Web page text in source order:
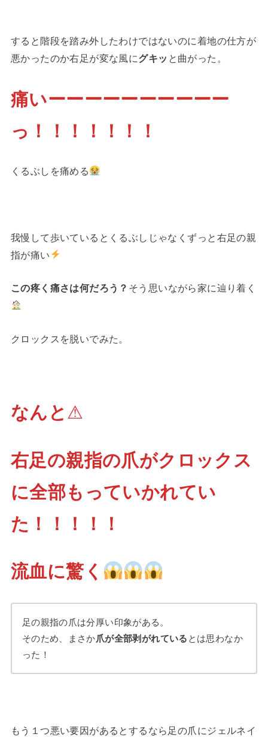
すると階段を踏み外したわけではないのに着地の仕方が
悪かったのか右足が変な風にグキッ と曲がった。
痛いーーーーーーーーーー
っ！！！！！！！
くるぶしを痛める
我慢して歩いているとくるぶしじゃなくずっと右足の親
指が痛い
この疼く痛さは何だろう？ そう思いながら家に辿り着く
クロックスを脱いでみた。
なんと ⚠
右足の親指の爪がクロックス
に全部もっていかれてい
た！！！！！
流血に驚く
足の親指の爪は分厚い印象がある。
そのため、まさか爪が全部剥がれている とは思わなか
った！
もう１つ悪い要因があるとするなら足の爪にジェルネイ